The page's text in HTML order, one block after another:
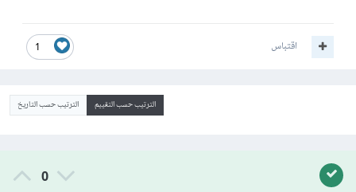
1 اقتباس
الترتيب حسب التقييم الترتيب حسب التاريخ
0